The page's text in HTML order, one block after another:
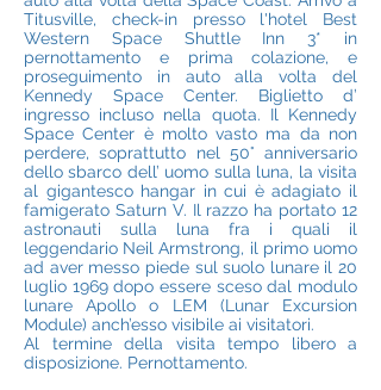
Titusville, check-in presso l'hotel Best
Western Space Shuttle Inn 3* in
pernottamento e prima colazione, e
proseguimento in auto alla volta del
Kennedy Space Center. Biglietto d’
ingresso incluso nella quota. Il Kennedy
Space Center è molto vasto ma da non
perdere, soprattutto nel 50° anniversario
dello sbarco dell’ uomo sulla luna, la visita
al gigantesco hangar in cui è adagiato il
famigerato Saturn V. Il razzo ha portato 12
astronauti sulla luna fra i quali il
leggendario Neil Armstrong, il primo uomo
ad aver messo piede sul suolo lunare il 20
luglio 1969 dopo essere sceso dal modulo
lunare Apollo o LEM (Lunar Excursion
Module) anch’esso visibile ai visitatori.
Al termine della visita tempo libero a
disposizione. Pernottamento.